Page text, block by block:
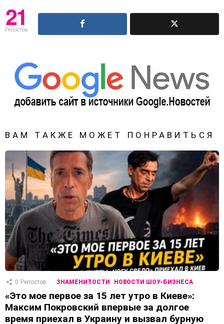
21
Репостов
ВАМ ТАКЖЕ МОЖЕТ ПОНРАВИТЬСЯ
0 Репостов ЗНАМЕНИТОСТИ НОВОСТИ ШОУ-БИЗНЕСА
«Это мое первое за 15 лет утро в Киеве»:
Максим Покровский впервые за долгое
время приехал в Украину и вызвал бурную